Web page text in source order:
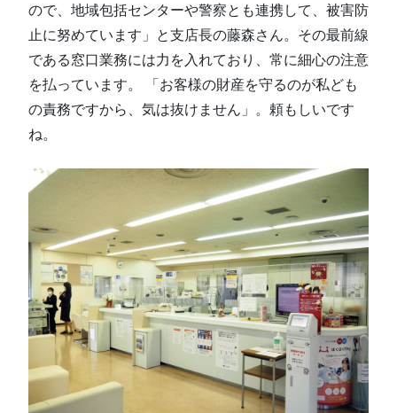
ので、地域包括センターや警察とも連携して、被害防
止に努めています」と支店長の藤森さん。その最前線
である窓口業務には力を入れており、常に細心の注意
を払っています。 「お客様の財産を守るのが私ども
の責務ですから、気は抜けません」。頼もしいです
ね。